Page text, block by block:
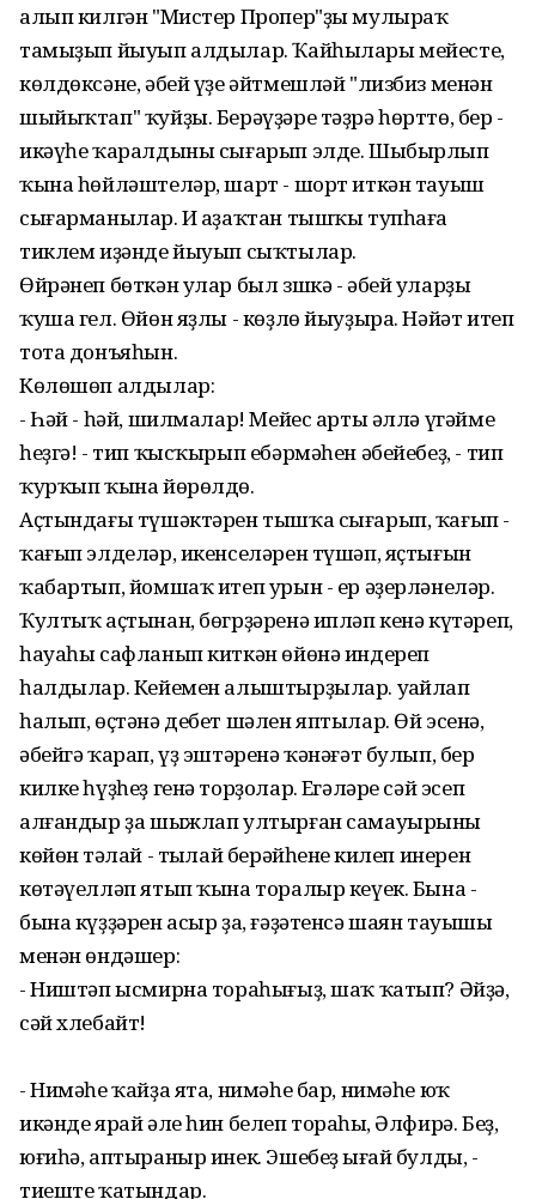
алып килгән "Мистер Пропер"ҙы мулыраҡ
тамыҙып йыуып алдылар. Ҡайһылары мейесте,
көлдөксәне, әбей үҙе әйтмешләй "лизбиз менән
шыйыҡтап" ҡуйҙы. Берәүҙәре тәҙрә һөрттө, бер -
икәүһе ҡаралдыны сығарып элде. Шыбырлып
ҡына һөйләштеләр, шарт - шорт иткән тауыш
сығарманылар. Иң аҙаҡтан тышҡы тупһаға
тиклем иҙәнде йыуып сыҡтылар.
Өйрәнеп бөткән улар был зшкә - әбей уларҙы
ҡуша гел. Өйөн яҙлы - көҙлө йыуҙыра. Нәйәт итеп
тота донъяһын.
Көлөшөп алдылар:
- Һәй - һәй, шилмалар! Мейес арты әллә үгәйме
һеҙгә! - тип ҡысҡырып ебәрмәһен әбейебеҙ, - тип
ҡурҡып ҡына йөрөлдө.
Аҫтындағы түшәктәрен тышҡа сығарып, ҡағып -
ҡағып элделәр, икенселәрен түшәп, яҫтығын
ҡабартып, йомшаҡ итеп урын - ер әҙерләнеләр.
Ҡултыҡ аҫтынан, бөгрҙәренә ипләп кенә күтәреп,
һауаһы сафланып киткән өйөнә индереп
һалдылар. Кейемен алыштырҙылар. уңайлап
һалып, өҫтәнә дебет шәлен яптылар. Өй эсенә,
әбейгә ҡарап, үҙ эштәренә ҡәнәғәт булып, бер
килке һүҙһеҙ генә торҙолар. Еңгәләре сәй эсеп
алғандыр ҙа шыжлап ултырған самауырының
көйөн тәңлай - тыңлай берәйһенең килеп инерен
көтәүелләп ятып ҡына торалыр кеүек. Бына -
бына күҙҙәрен асыр ҙа, ғәҙәтенсә шаян тауышы
менән өндәшер:
- Ништәп ысмирна тораһығыҙ, шаҡ ҡатып? Әйҙә,
сәй хлебайт!
- Нимәһе ҡайҙа ята, нимәһе бар, нимәһе юҡ
икәнде ярай әле һин белеп тораһың, Әлфирә. Беҙ,
юғиһә, аптыраныр инек. Эшебеҙ ыңғай булды, -
тиеште ҡатындар.